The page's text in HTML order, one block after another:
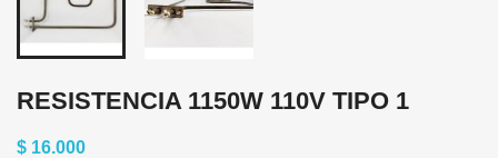
RESISTENCIA 1150W 110V TIPO 1
$ 16.000